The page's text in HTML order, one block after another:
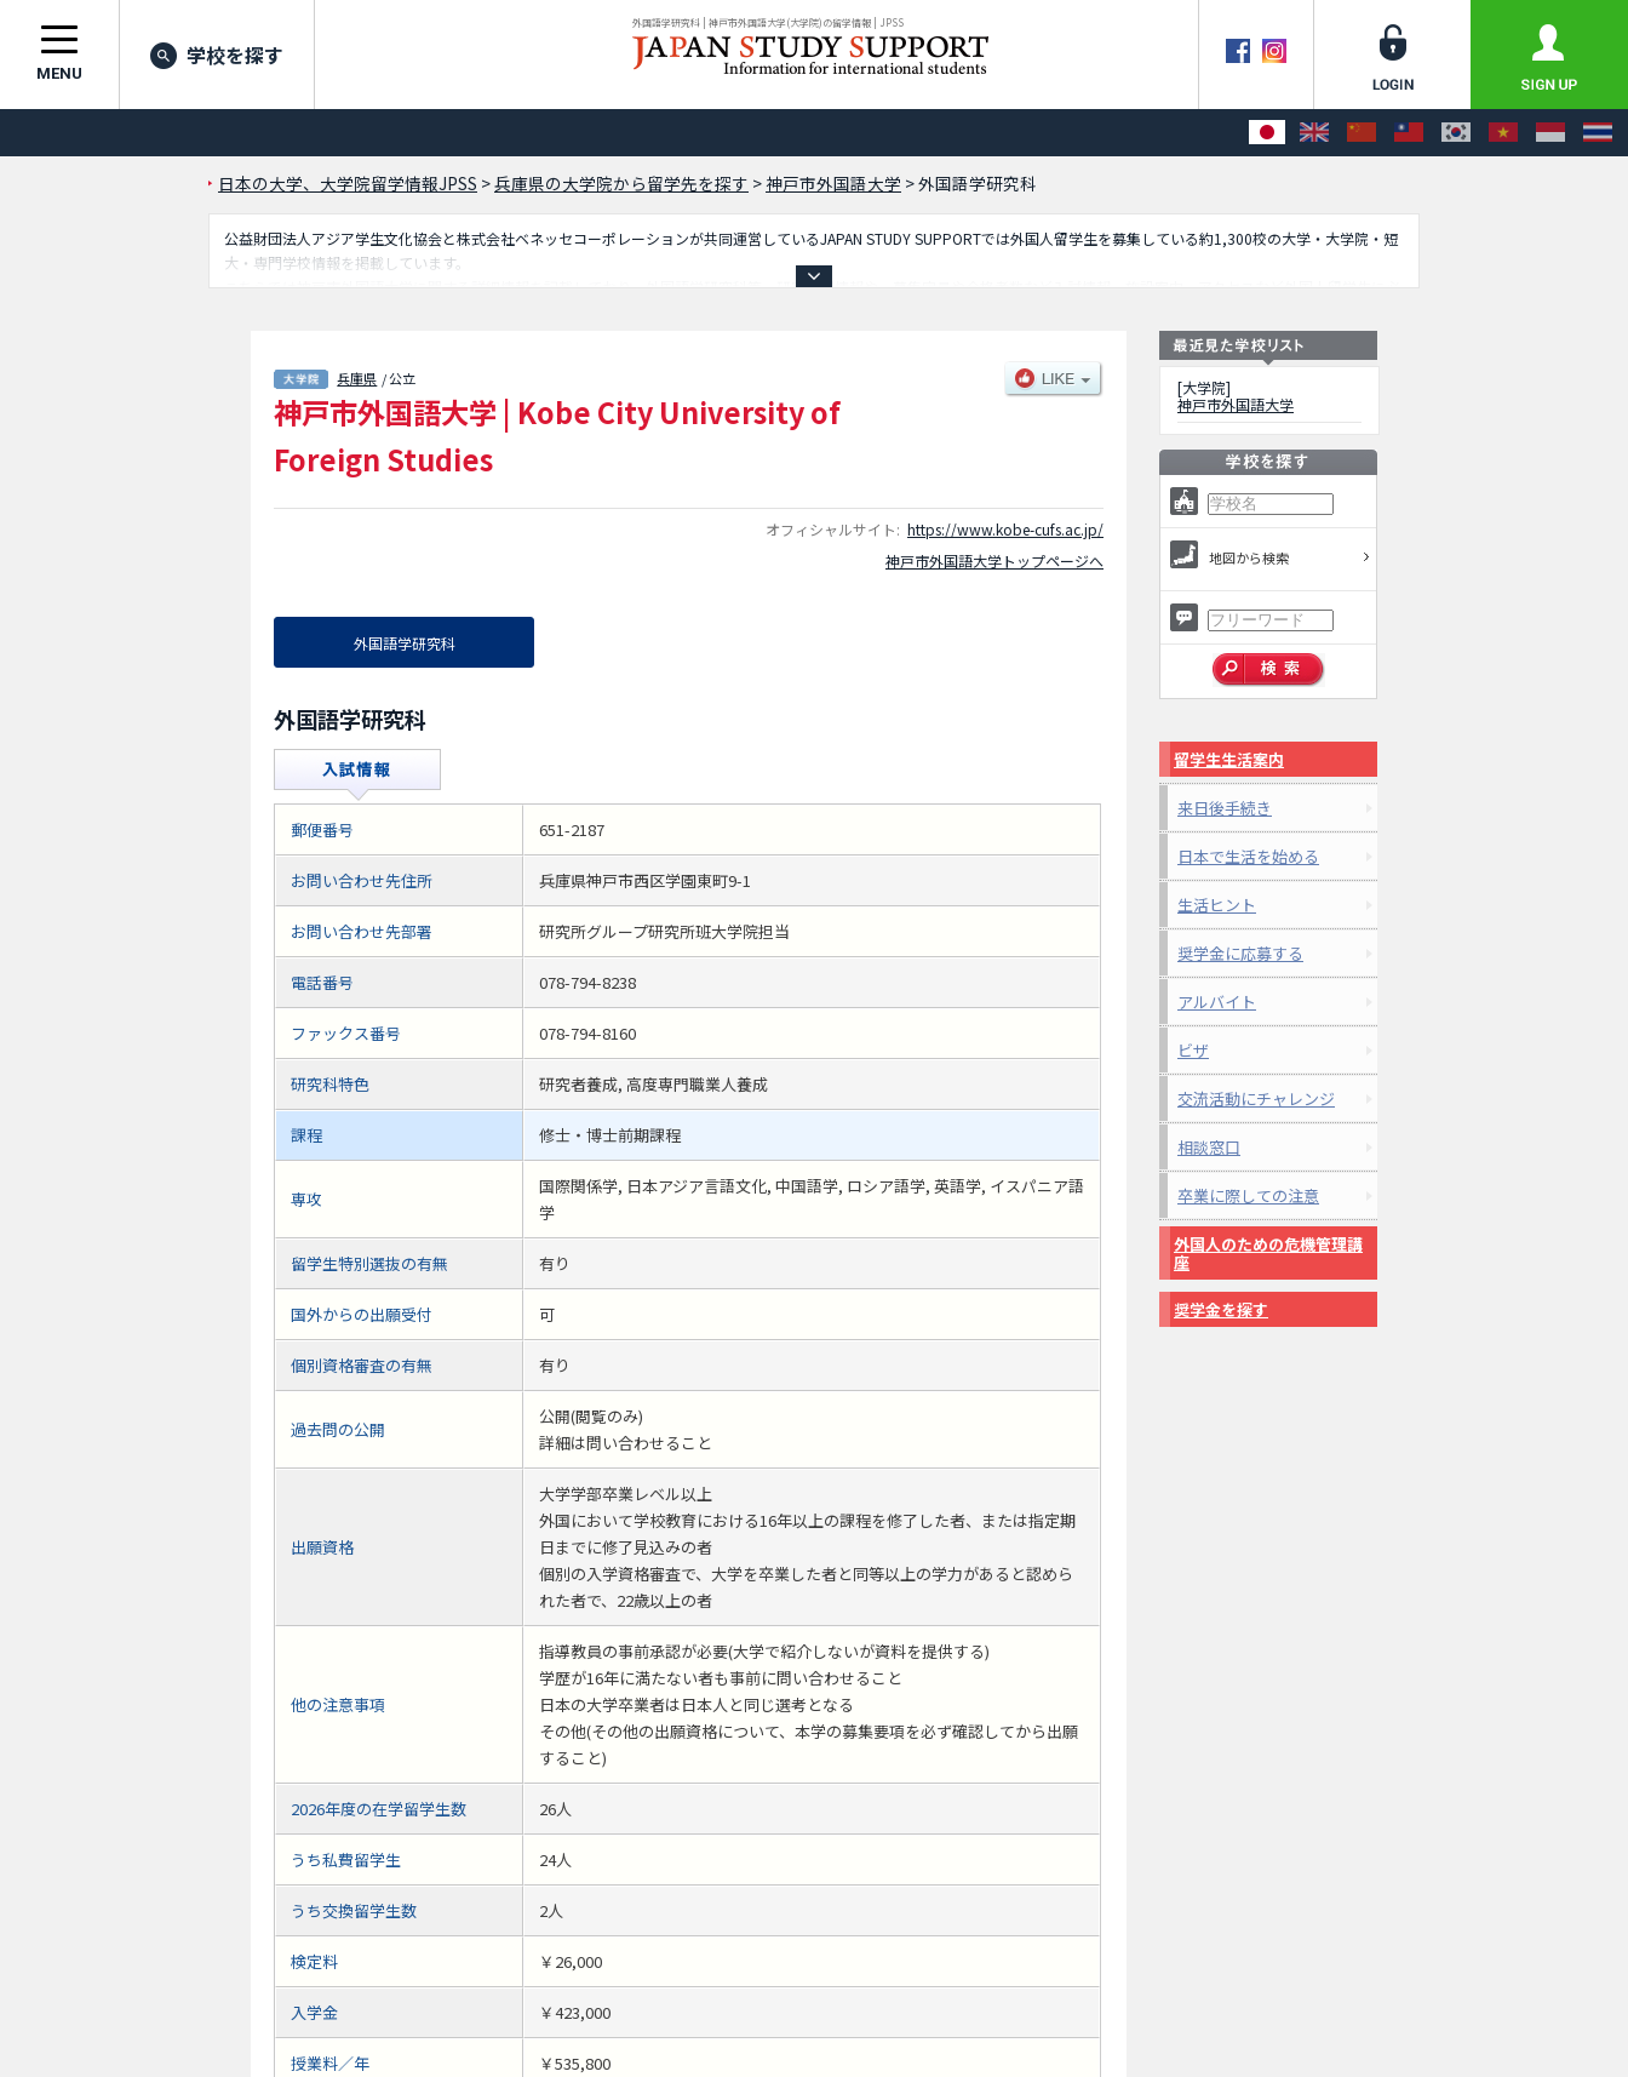
外国語学研究科 | 神戸市外国語大学(大学院)の留学情報 | JPSS
MENU
学校を探す
日本の大学、大学院留学情報JPSS >兵庫県の大学院から留学先を探す >神戸市外国語大学 >外国語学研究科
公益財団法人アジア学生文化協会と株式会社ベネッセコーポレーションが共同運営しているJAPAN STUDY SUPPORTでは外国人留学生を募集している約1,300校の大学・大学院・短
大・専門学校情報を掲載しています。
こちらでは神戸市外国語大学に関する詳細情報を記載しており、外国語学研究科等、研究科別情報や、募集定員や合格者数など入試情報、施設案内、アクセスなど外国人留学生に必
兵庫県 / 公立
神戸市外国語大学 | Kobe City University of
Foreign Studies
オフィシャルサイト: https://www.kobe-cufs.ac.jp/
神戸市外国語大学トップページへ
外国語学研究科
外国語学研究科
郵便番号 651-2187
お問い合わせ先住所 兵庫県神戸市西区学園東町9-1
お問い合わせ先部署 研究所グループ研究所班大学院担当
電話番号 078-794-8238
ファックス番号 078-794-8160
研究科特色 研究者養成, 高度専門職業人養成
課程 修士・博士前期課程
専攻
国際関係学, 日本アジア言語文化, 中国語学, ロシア語学, 英語学, イスパニア語
学
留学生特別選抜の有無 有り
国外からの出願受付 可
個別資格審査の有無 有り
過去問の公開
公開(閲覧のみ)
詳細は問い合わせること
出願資格
大学学部卒業レベル以上
外国において学校教育における16年以上の課程を修了した者、または指定期
日までに修了見込みの者
個別の入学資格審査で、大学を卒業した者と同等以上の学力があると認めら
れた者で、22歳以上の者
他の注意事項
指導教員の事前承認が必要(大学で紹介しないが資料を提供する)
学歴が16年に満たない者も事前に問い合わせること
日本の大学卒業者は日本人と同じ選考となる
その他(その他の出願資格について、本学の募集要項を必ず確認してから出願
すること)
2026年度の在学留学生数 26人
うち私費留学生 24人
うち交換留学生数 2人
検定料 ￥26,000
入学金 ￥423,000
授業料／年 ￥535,800
[大学院]
神戸市外国語大学
地図から検索
留学生生活案内
来日後手続き
日本で生活を始める
生活ヒント
奨学金に応募する
アルバイト
ビザ
交流活動にチャレンジ
相談窓口
卒業に際しての注意
外国人のための危機管理講
座
奨学金を探す